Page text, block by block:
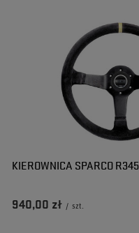
KIEROWNICA SPARCO
940,00 zł / szt.